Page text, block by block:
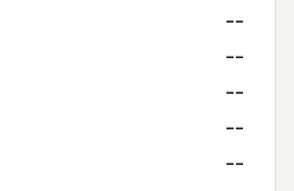
--
--
--
--
--